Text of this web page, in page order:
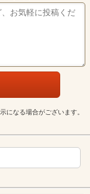
になる場合がございます。